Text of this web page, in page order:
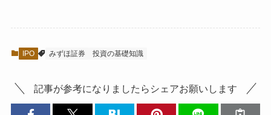
IPO みずほ証券 投資の基礎知識
記事が参考になりましたらシェアお願いします